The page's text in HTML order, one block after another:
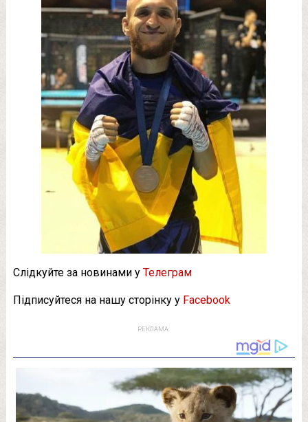
Слідкуйте за новинами у Телеграм
Підписуйтеся на нашу сторінку у Facebook
РЕКЛАМА: